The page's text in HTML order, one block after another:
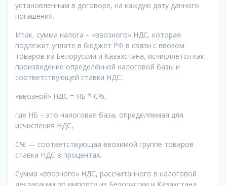
установленным в договоре, на каждую дату данного
погашения.
Итак, сумма налога – «ввозного» НДС, которая
подлежит уплате в бюджет РФ в связи с ввозом
товаров из Белоруссии и Казахстана, исчисляется как
произведение определённой налоговой базы и
соответствующей ставки НДС:
«ввозной» НДС = НБ * С%,
где НБ – это налоговая база, определяемая для
исчисления НДС,
С% — соответствующая ввозимой группе товаров
ставка НДС в процентах.
Сумма «ввозного» НДС, рассчитанного в налоговой